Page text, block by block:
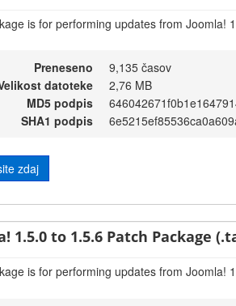
is for performing updates from Joomla!
Preneseno
9,135 časov
datoteke
2,76 MB
MD5 podpis
SHA1 podpis
zdaj
1.5.0 to 1.5.6 Patch Package
is for performing updates from Joomla!